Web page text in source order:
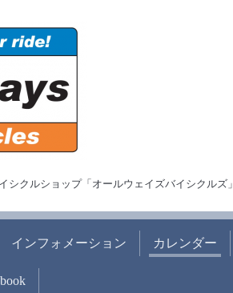
シクルショップ「オールウェイズバイシクルズ」
インフォメーション カレンダー